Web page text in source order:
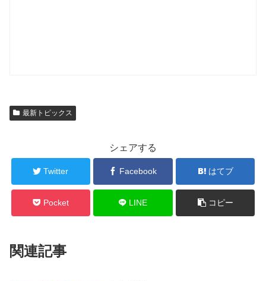
最新トピックス
シェアする
Twitter Facebook はてブ
Pocket LINE コピー
関連記事